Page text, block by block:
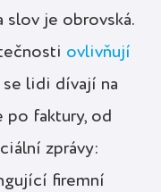
slov je obrovská.
ovlivňují
se lidi dívají na
po faktury, od
zprávy:
firemní